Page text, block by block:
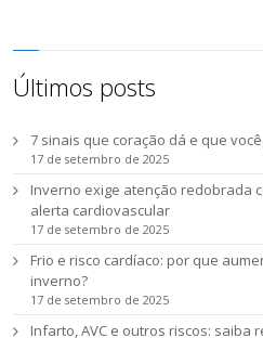
Últimos posts
7 sinais que coração dá e que
17 de setembro de 2025
Inverno exige atenção redobrada
alerta cardiovascular
17 de setembro de 2025
Frio e risco cardíaco: por que
inverno?
17 de setembro de 2025
Infarto, AVC e outros riscos: saiba